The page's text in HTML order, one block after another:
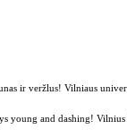
ir veržlus! Vilniaus
young and dashing!